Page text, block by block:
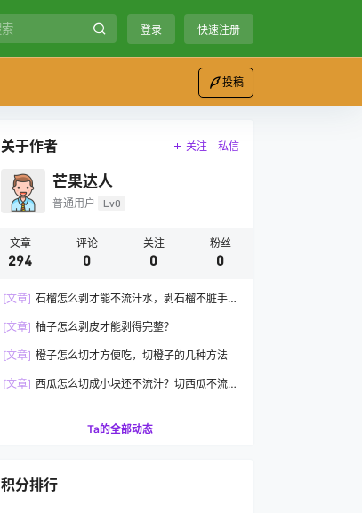
登录 快速注册
投稿
关于作者 关注 私信
芒果达人
普通用户 Lv0
文章
294
评论
0
关注
0
粉丝
0
[文章] 石榴怎么剥才能不流汁水，剥石榴不脏手
[文章] 柚子怎么剥皮才能剥得完整？
[文章] 橙子怎么切才方便吃，切橙子的几种方法
[文章] 西瓜怎么切成小块还不流汁？切西瓜不流
Ta的全部动态
积分排行